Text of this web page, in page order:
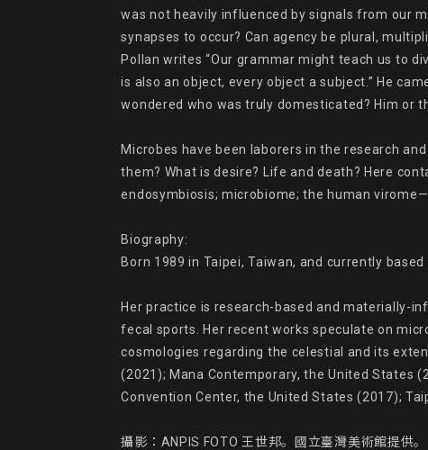
was not heavily influenced by signals from our
synapses to occur? Can agency be plural,
Pollan writes “Our grammar might teach us to
is also an object, every object a subject.” He
wondered who was truly domesticated? Him or
Microbes have been laborers in the research
them? What is desire? Life and death? Here
endosymbiosis; microbiome; the human
Biography:
Born 1989 in Taipei, Taiwan, and currently based
Her practice is research-based and materially-
fecal sports. Her recent works speculate on
cosmologies regarding the celestial and its
(2021); Mana Contemporary, the United States
Convention Center, the United States (2017);
攝影：ANPIS FOTO 王世邦。國立臺灣美術館提供。